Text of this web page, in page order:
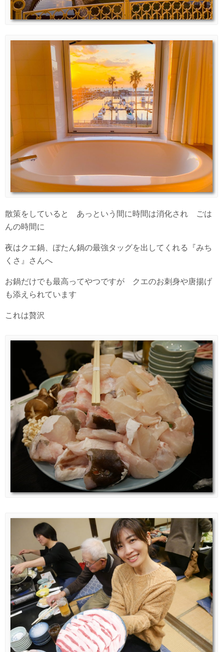
散策をしていると あっという間に時間は消化され ごは
んの時間に
夜はクエ鍋、ぼたん鍋の最強タッグを出してくれる『みち
くさ』さんへ
お鍋だけでも最高ってやつですが クエのお刺身や唐揚げ
も添えられています
これは贅沢